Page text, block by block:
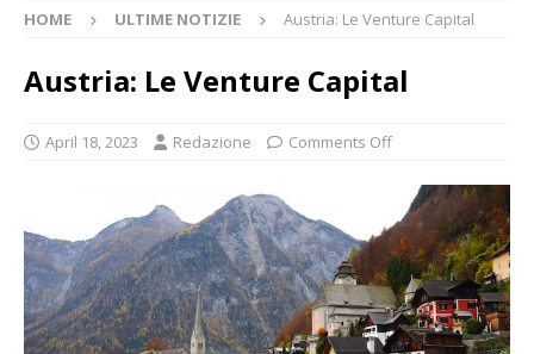
HOME ULTIME NOTIZIE Austria: Le Venture Capital
Austria: Le Venture Capital
April 18, 2023 Redazione Comments Off